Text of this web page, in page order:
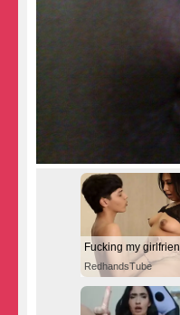
RedhandsTube